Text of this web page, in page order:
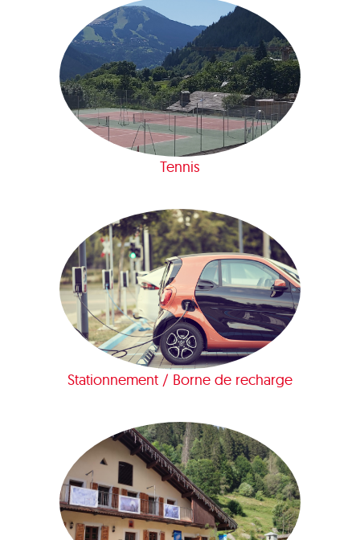
Tennis
Stationnement / Borne de recharge